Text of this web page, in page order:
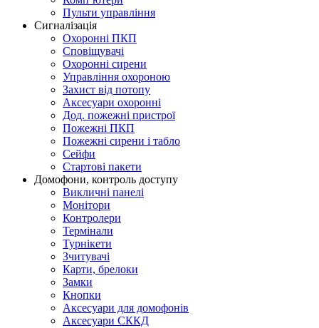
Пульти управління
Сигналізація
Охоронні ПКП
Сповіщувачі
Охоронні сирени
Управління охороною
Захист від потопу
Аксесуари охоронні
Дод. пожежні пристрої
Пожежні ПКП
Пожежні сирени і табло
Сейфи
Стартові пакети
Домофони, контроль доступу
Викличні панелі
Монітори
Контролери
Термінали
Турнікети
Зчитувачі
Карти, брелоки
Замки
Кнопки
Аксесуари для домофонів
Аксесуари СККД